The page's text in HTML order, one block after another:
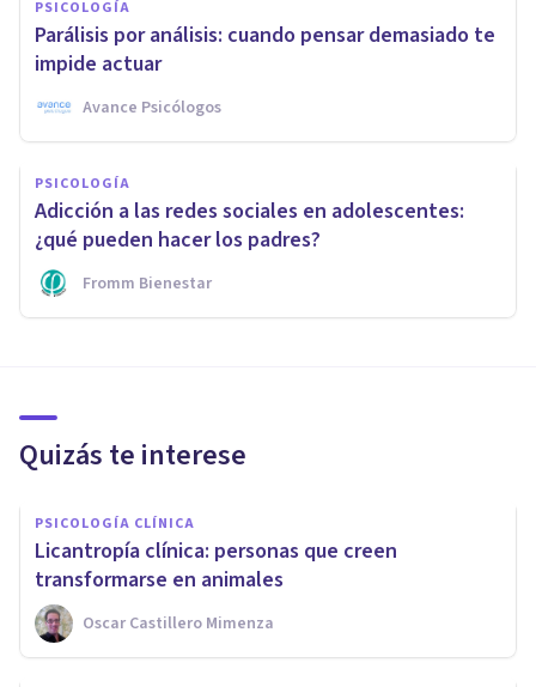
PSICOLOGÍA
Parálisis por análisis: cuando pensar demasiado te
impide actuar
Avance Psicólogos
PSICOLOGÍA
Adicción a las redes sociales en adolescentes:
¿qué pueden hacer los padres?
Fromm Bienestar
Quizás te interese
PSICOLOGÍA CLÍNICA
Licantropía clínica: personas que creen
transformarse en animales
Oscar Castillero Mimenza